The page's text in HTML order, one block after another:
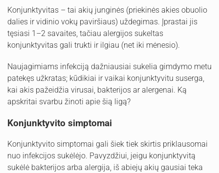
Konjunktyvitas – tai akių junginės (priekinės akies obuolio
dalies ir vidinio vokų paviršiaus) uždegimas. Įprastai jis
tęsiasi 1–2 savaites, tačiau alergijos sukeltas
konjunktyvitas gali trukti ir ilgiau (net iki mėnesio).
Naujagimiams infekciją dažniausiai sukelia gimdymo metu
patekęs užkratas; kūdikiai ir vaikai konjunktyvitu suserga,
kai akis pažeidžia virusai, bakterijos ar alergenai. Ką
apskritai svarbu žinoti apie šią ligą?
Konjunktyvito simptomai
Konjunktyvito simptomai gali šiek tiek skirtis priklausomai
nuo infekcijos sukėlėjo. Pavyzdžiui, jeigu konjunktyvitą
sukėlė bakterijos arba alergija, iš abiejų akių gausiai teka